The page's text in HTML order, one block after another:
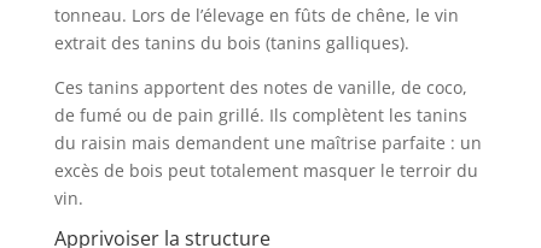
tonneau. Lors de l’élevage en fûts de chêne, le vin
extrait des tanins du bois (tanins galliques).
Ces tanins apportent des notes de vanille, de coco,
de fumé ou de pain grillé. Ils complètent les tanins
du raisin mais demandent une maîtrise parfaite : un
excès de bois peut totalement masquer le terroir du
vin.
Apprivoiser la structure